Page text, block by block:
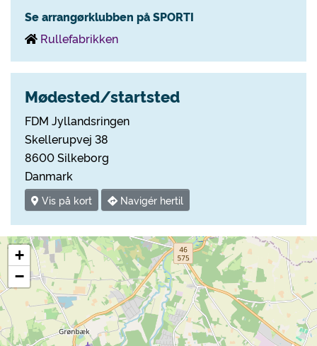
Se arrangørklubben på SPORTI
Rullefabrikken
Mødested/startsted
FDM Jyllandsringen
Skellerupvej 38
8600 Silkeborg
Danmark
Vis på kort Navigér hertil
+
−